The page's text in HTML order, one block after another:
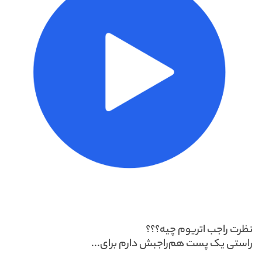
نظرت راجب اتریوم چیه؟؟؟
راستی یک پست هم‌راجبش دارم برای...